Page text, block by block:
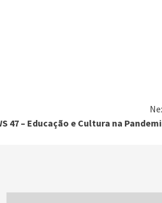
47 – Educação e Cultura na